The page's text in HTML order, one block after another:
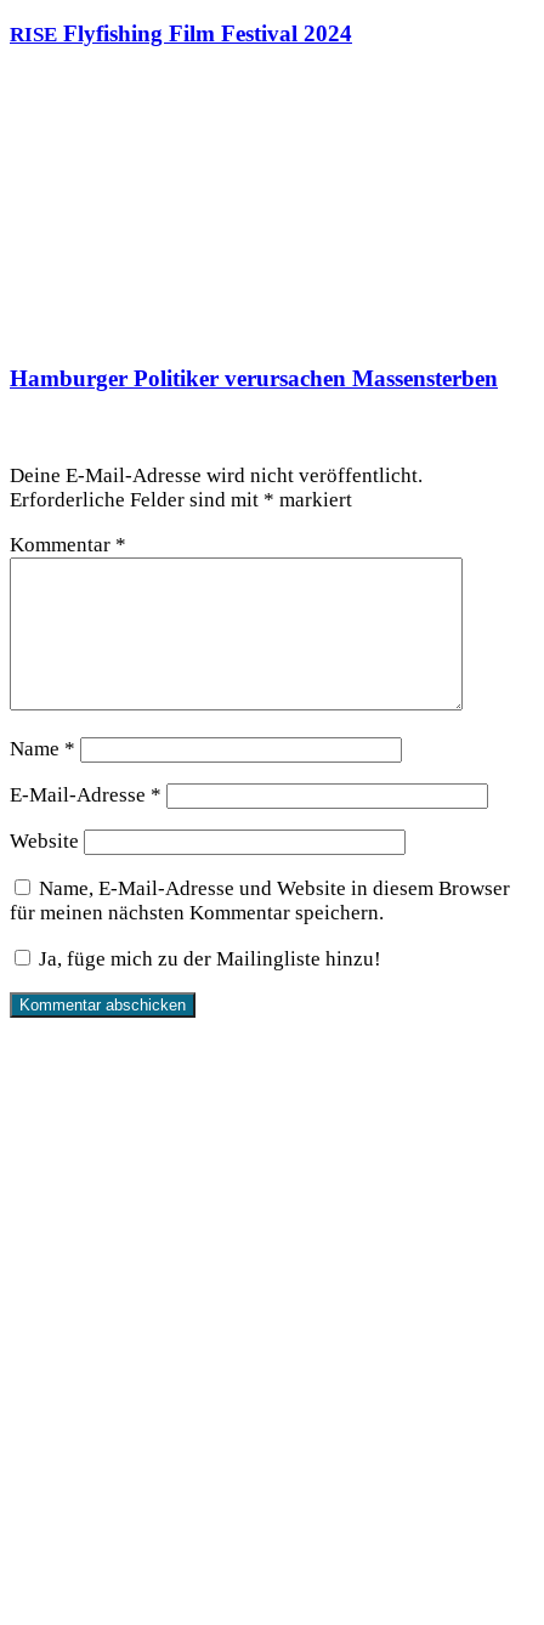
RISE Flyfishing Film Festival 2024
Hamburger Politiker verursachen Massensterben
Deine E-Mail-Adresse wird nicht veröffentlicht.
Erforderliche Felder sind mit * markiert
Kommentar *
Name *
E-Mail-Adresse *
Website
Name, E-Mail-Adresse und Website in diesem Browser
für meinen nächsten Kommentar speichern.
Ja, füge mich zu der Mailingliste hinzu!